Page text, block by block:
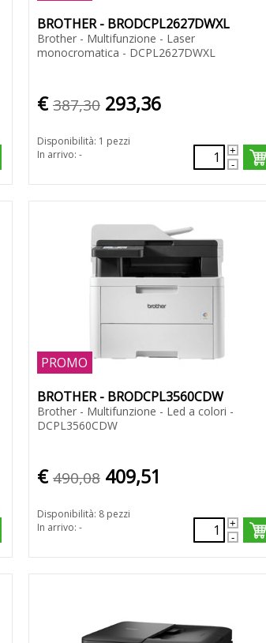
BROTHER - BRODCPL2627DWXL
Brother - Multifunzione - Laser
monocromatica - DCPL2627DWXL
€387,30293,36
Disponibilità: 1 pezzi
In arrivo: -
BROTHER - BRODCPL3560CDW
Brother - Multifunzione - Led a colori -
DCPL3560CDW
€490,08409,51
PROMO
Disponibilità: 8 pezzi
In arrivo: -